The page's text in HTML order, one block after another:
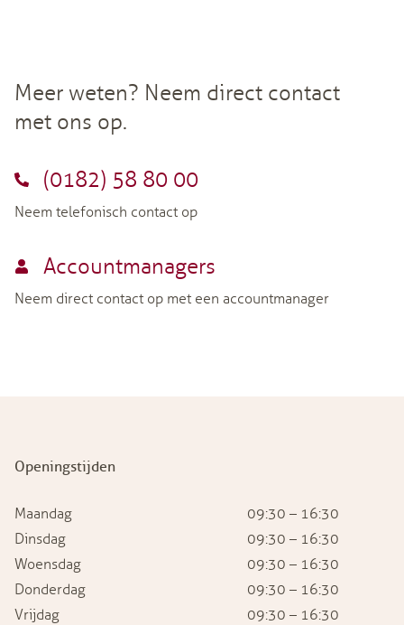
Meer weten? Neem direct contact
met ons op.
(0182) 58 80 00
Neem telefonisch contact op
Accountmanagers
Neem direct contact op met een accountmanager
Openingstijden
Maandag
09:30 – 16:30
Dinsdag
09:30 – 16:30
Woensdag
09:30 – 16:30
Donderdag
09:30 – 16:30
Vrijdag
09:30 – 16:30